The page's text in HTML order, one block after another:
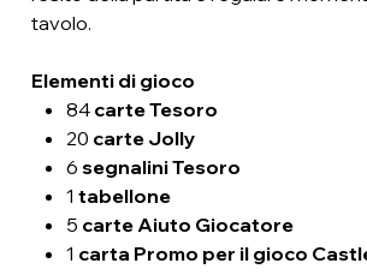
tavolo.
Elementi di gioco
84 carte Tesoro
20 carte Jolly
6segnalini Tesoro
1tabellone
5 carte Aiuto Giocatore
1 carta Promo per il gioco